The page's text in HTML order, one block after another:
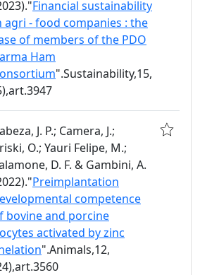
Financial sustainability
agri - food companies : the
of members of the PDO
Ham
".Sustainability,15,
J. P.; Camera, J.;
O.; Yauri Felipe, M.;
D. F. & Gambini, A.
Preimplantation
competence
bovine and porcine
activated by zinc
".Animals,12,